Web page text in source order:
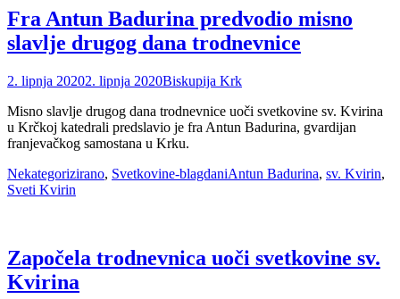
Fra Antun Badurina predvodio misno
slavlje drugog dana trodnevnice
Posted
2. lipnja 20202. lipnja 2020Author
Biskupija Krk
Misno slavlje drugog dana trodnevnice uoči svetkovine sv. Kvirina
u Krčkoj katedrali predslavio je fra Antun Badurina, gvardijan
franjevačkog samostana u Krku.
Categories
Nekategorizirano, Svetkovine-blagdaniTags
Antun Badurina, sv. Kvirin,
Sveti Kvirin
Započela trodnevnica uoči svetkovine sv.
Kvirina